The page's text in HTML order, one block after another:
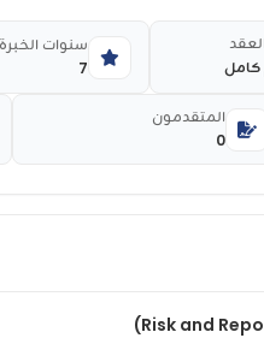
كامل 7
سنوات الخبرة
0
المتقدمون